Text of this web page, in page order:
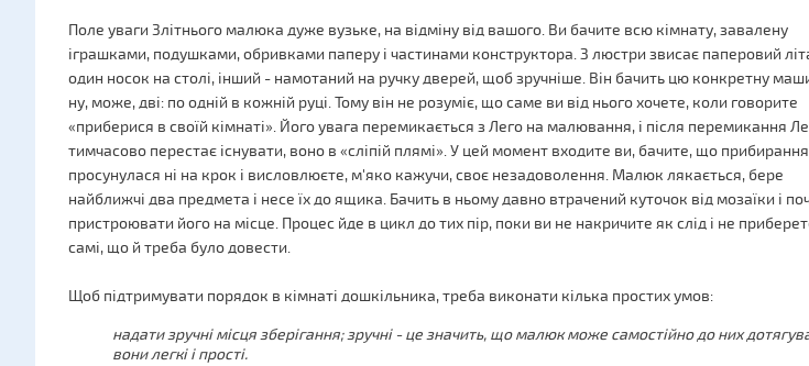
Поле уваги 3літнього малюка дуже вузьке, на відміну від вашого. Ви бачите всю кімнату, завалену
іграшками, подушками, обривками паперу і частинами конструктора. З люстри звисає паперовий
один носок на столі, інший - намотаний на ручку дверей, щоб зручніше. Він бачить цю конкретну
ну, може, дві: по одній в кожній руці. Тому він не розуміє, що саме ви від нього хочете, коли говорите
«приберися в своїй кімнаті». Його увага перемикається з Лего на малювання, і після перемикання
тимчасово перестає існувати, воно в «сліпій плямі». У цей момент входите ви, бачите, що
просунулася ні на крок і висловлюєте, м'яко кажучи, своє незадоволення. Малюк лякається, бере
найближчі два предмета і несе їх до ящика. Бачить в ньому давно втрачений куточок від мозаїки і
пристроювати його на місце. Процес йде в цикл до тих пір, поки ви не накричите як слід і не
самі, що й треба було довести.
Щоб підтримувати порядок в кімнаті дошкільника, треба виконати кілька простих умов:
надати зручні місця зберігання; зручні - це значить, що малюк може самостійно до них
вони легкі і прості.